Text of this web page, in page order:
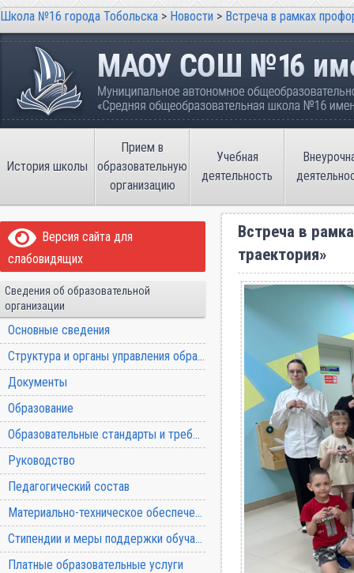
Школа №16 города Тобольска > Новости > Встреча в рамках
Школа №16 города Тобольска
Муниципальное автономное
имени В.П. Неймышева
История школы
Прием в
образовательную
организацию
Учебная
деятельность
Версия сайта для
слабовидящих
Сведения об образовательной
организации
Основные сведения
Структура и органы управления образовательной организацией
Документы
Образование
Образовательные стандарты и требования
Руководство
Педагогический состав
Материально-техническое обеспечение и оснащенность образовательного процесса
Стипендии и меры поддержки обучающихся
Платные образовательные услуги
Встреча в
траектория»